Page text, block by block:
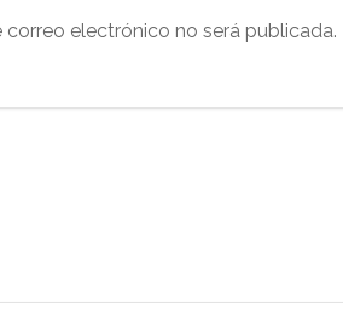
correo electrónico no será publicada.